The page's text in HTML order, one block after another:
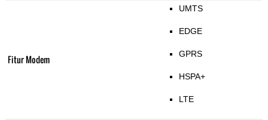
Fitur Modem
UMTS
EDGE
GPRS
HSPA+
LTE